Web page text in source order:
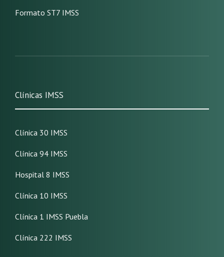
Formato ST7 IMSS
Clínicas IMSS
Clínica 30 IMSS
Clínica 94 IMSS
Hospital 8 IMSS
Clínica 10 IMSS
Clínica 1 IMSS Puebla
Clínica 222 IMSS